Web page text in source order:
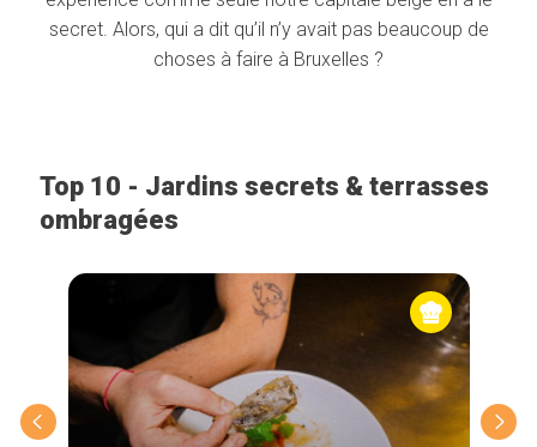
secret. Alors, qui a dit qu’il n’y avait pas beaucoup de
choses à faire à Bruxelles ?
Top 10 - Jardins secrets & terrasses
ombragées